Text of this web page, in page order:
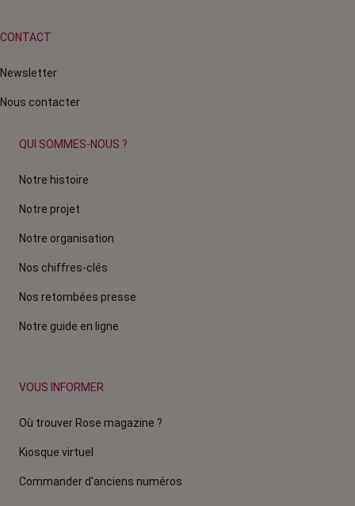
CONTACT
Newsletter
Nous contacter
QUI SOMMES-NOUS ?
Notre histoire
Notre projet
Notre organisation
Nos chiffres-clés
Nos retombées presse
Notre guide en ligne
VOUS INFORMER
Où trouver Rose magazine ?
Kiosque virtuel
Commander d'anciens numéros